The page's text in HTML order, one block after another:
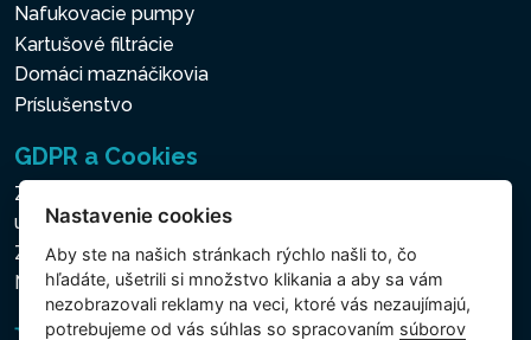
Nafukovacie pumpy
Kartušové filtrácie
Domáci maznáčikovia
Príslušenstvo
GDPR a Cookies
Zásady ochrany osobných a ďalších spracovávaných
údajov
Zásady používania súborov cookies
Nastavenie cookies
Nastavenie cookies
Aby ste na našich stránkach rýchlo našli to, čo
hľadáte, ušetrili si množstvo klikania a aby sa vám
nezobrazovali reklamy na veci, ktoré vás nezaujímajú,
potrebujeme od vás súhlas so spracovaním súborov